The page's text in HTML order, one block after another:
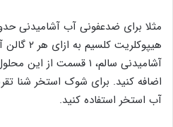
آب استخر استفاده کنید.